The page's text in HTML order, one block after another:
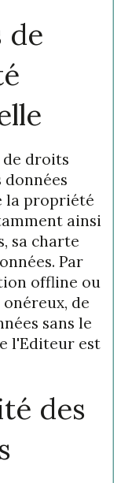
de
droits
la propriété
ainsi
sa charte
Par
offline ou
de
sans le
l'Editeur est
des